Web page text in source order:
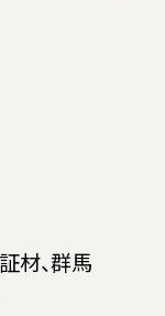
材、群馬